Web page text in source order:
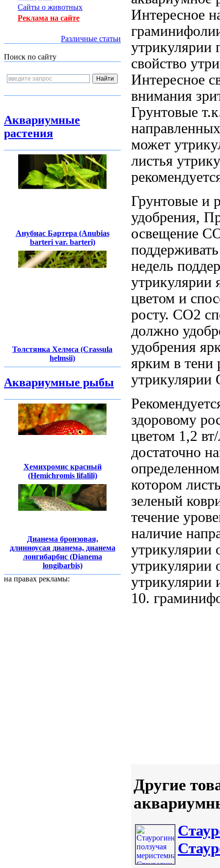
Сайты о животных
Реклама на сайте
Различные статьи
Поиск по сайту
Аквариумные
растения
Анубиас Бартера (Anubias
barteri var. barteri)
Толстянка Хелмса (Crassula
helmsii)
Аквариумные рыбы
Хемихромис красный
(Hemichromis lifalili)
Дианема бронзовая,
длинноусая дианема, дианема
лонгибарбис (Dianema
longibarbis)
на правах рекламы:
Интересное
утрикулярии
свойство
Интересное
внимания
Грунтовые
может
листья
Грунтовые и
удобрения,
освещение
недель
утрикулярии
цветом и
росту. СО2
должно
удобрения
ярким в тени
утрикулярии
здоровому
цветом 1,2
достаточно
котором
зеленый
течение
наличие
утрикулярии
утрикулярии
утрикулярии
10.
Другие